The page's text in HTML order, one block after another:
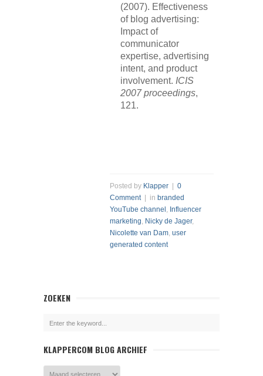
(2007). Effectiveness
of blog advertising:
Impact of
communicator
expertise, advertising
intent, and product
involvement. ICIS
2007 proceedings,
121.
Posted by Klapper
0
Comment| in branded
YouTube channel , Influencer
marketing, Nicky de Jager,
Nicolette van Dam, user
generated content
ZOEKEN
KLAPPERCOM BLOG ARCHIEF